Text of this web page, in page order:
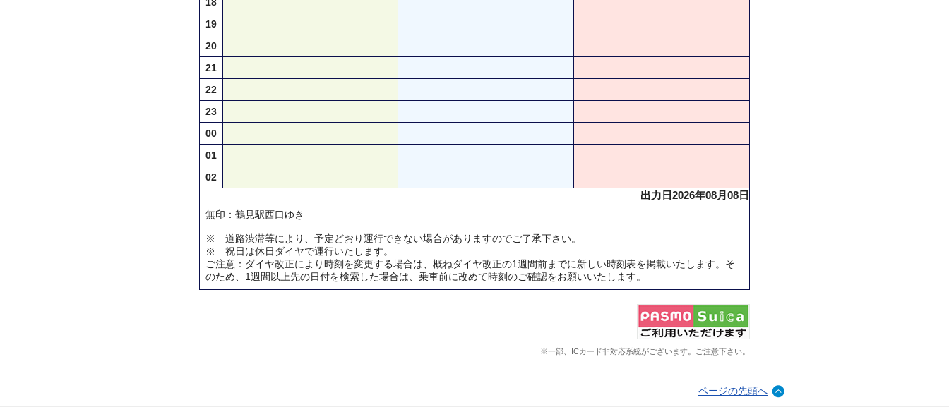
19
20
21
22
23
00
01
02
出力日2026年08月08日
無印：鶴見駅西口ゆき
※ 道路渋滞等により、予定どおり運行できない場合がありますのでご了承下さい。
※ 祝日は休日ダイヤで運行いたします。
ご注意：ダイヤ改正により時刻を変更する場合は、概ねダイヤ改正の1週間前までに新しい時刻表を掲載いたします。そ
のため、1週間以上先の日付を検索した場合は、乗車前に改めて時刻のご確認をお願いいたします。
※一部、ICカード非対応系統がございます。ご注意下さい。
ページの先頭へ